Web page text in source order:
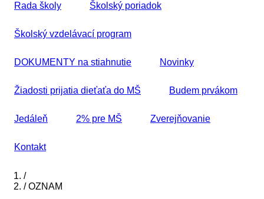
Rada školy Školský poriadok
Školský vzdelávací program
DOKUMENTY na stiahnutie Novinky
Žiadosti prijatia dieťaťa do MŠ Budem prvákom
Jedáleň 2% pre MŠ Zverejňovanie
Kontakt
Breadcrumb
/Domov
/ OZNAM